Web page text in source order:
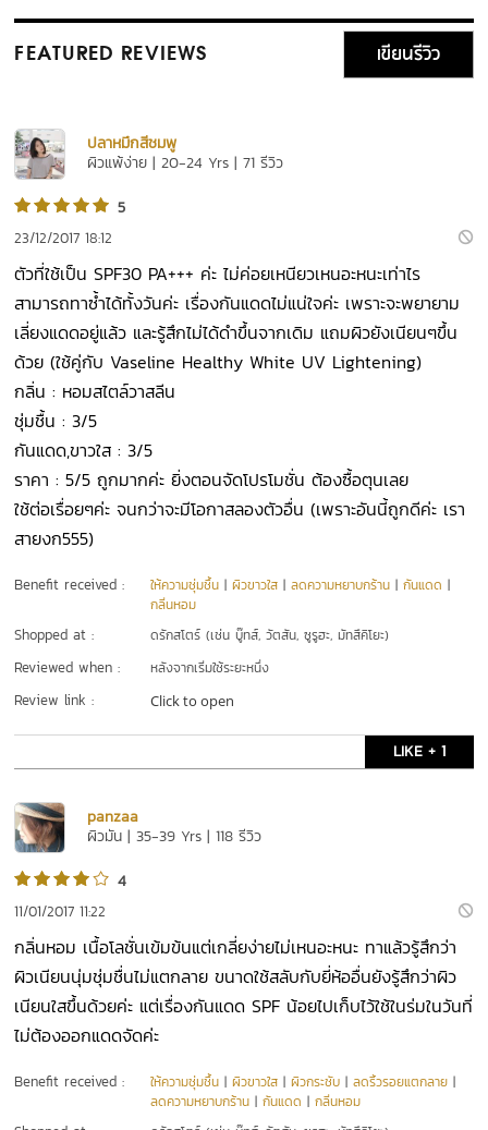
FEATURED REVIEWS เขียนรีวิว
ปลาหมึกสีชมพู
ผิวแพ้ง่าย | 20-24 Yrs | 71 รีวิว
5
23/12/2017 18:12
ตัวที่ใช้เป็น SPF30 PA+++ ค่ะ ไม่ค่อยเหนียวเหนอะหนะเท่าไร
สามารถทาซ้ำได้ทั้งวันค่ะ เรื่องกันแดดไม่แน่ใจค่ะ เพราะจะพยายาม
เลี่ยงแดดอยู่แล้ว และรู้สึกไม่ได้ดำขึ้นจากเดิม แถมผิวยังเนียนๆขึ้น
ด้วย (ใช้คู่กับ Vaseline Healthy White UV Lightening)
กลิ่น : หอมสไตล์วาสลีน
ชุ่มชื้น : 3/5
กันแดด,ขาวใส : 3/5
ราคา : 5/5 ถูกมากค่ะ ยิ่งตอนจัดโปรโมชั่น ต้องซื้อตุนเลย
ใช้ต่อเรื่อยๆค่ะ จนกว่าจะมีโอกาสลองตัวอื่น (เพราะอันนี้ถูกดีค่ะ เรา
สายงก555)
Benefit received : ให้ความชุ่มชื้น |ผิวขาวใส |ลดความหยาบกร้าน |กันแดด |
กลิ่นหอม
Shopped at : ดรักสโตร์ (เช่น บู๊ทส์, วัตสัน, ซูรูฮะ, มัทสึคิโยะ)
Reviewed when : หลังจากเริ่มใช้ระยะหนึ่ง
Review link : Click to open
LIKE + 1
panzaa
ผิวมัน | 35-39 Yrs | 118 รีวิว
4
11/01/2017 11:22
กลิ่นหอม เนื้อโลชั่นเข้มข้นแต่เกลี่ยง่ายไม่เหนอะหนะ ทาแล้วรู้สึกว่า
ผิวเนียนนุ่มชุ่มชื่นไม่แตกลาย ขนาดใช้สลับกับยี่ห้ออื่นยังรู้สึกว่าผิว
เนียนใสขึ้นด้วยค่ะ แต่เรื่องกันแดด SPF น้อยไปเก็บไว้ใช้ในร่มในวันที่
ไม่ต้องออกแดดจัดค่ะ
Benefit received : ให้ความชุ่มชื้น |ผิวขาวใส |ผิวกระชับ |ลดริ้วรอยแตกลาย |
ลดความหยาบกร้าน |กันแดด |กลิ่นหอม